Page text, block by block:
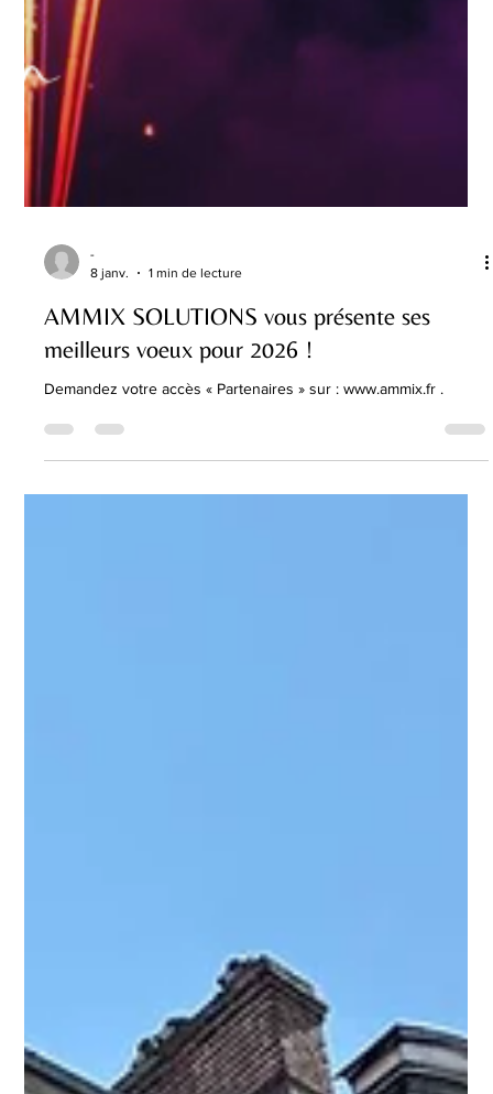
8 janv.
1 min de lecture
AMMIX SOLUTIONS vous présente ses
meilleurs voeux pour 2026 !
Demandez votre accès « Partenaires » sur : www.ammix.fr .